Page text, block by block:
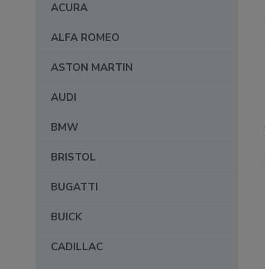
ACURA
ALFA ROMEO
ASTON MARTIN
AUDI
BMW
BRISTOL
BUGATTI
BUICK
CADILLAC